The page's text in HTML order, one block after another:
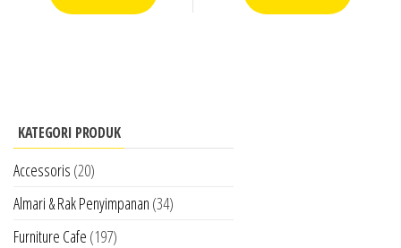
KATEGORI PRODUK
Accessoris (20)
Almari & Rak Penyimpanan (34)
Furniture Cafe (197)